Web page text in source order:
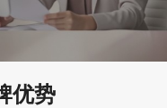
优势